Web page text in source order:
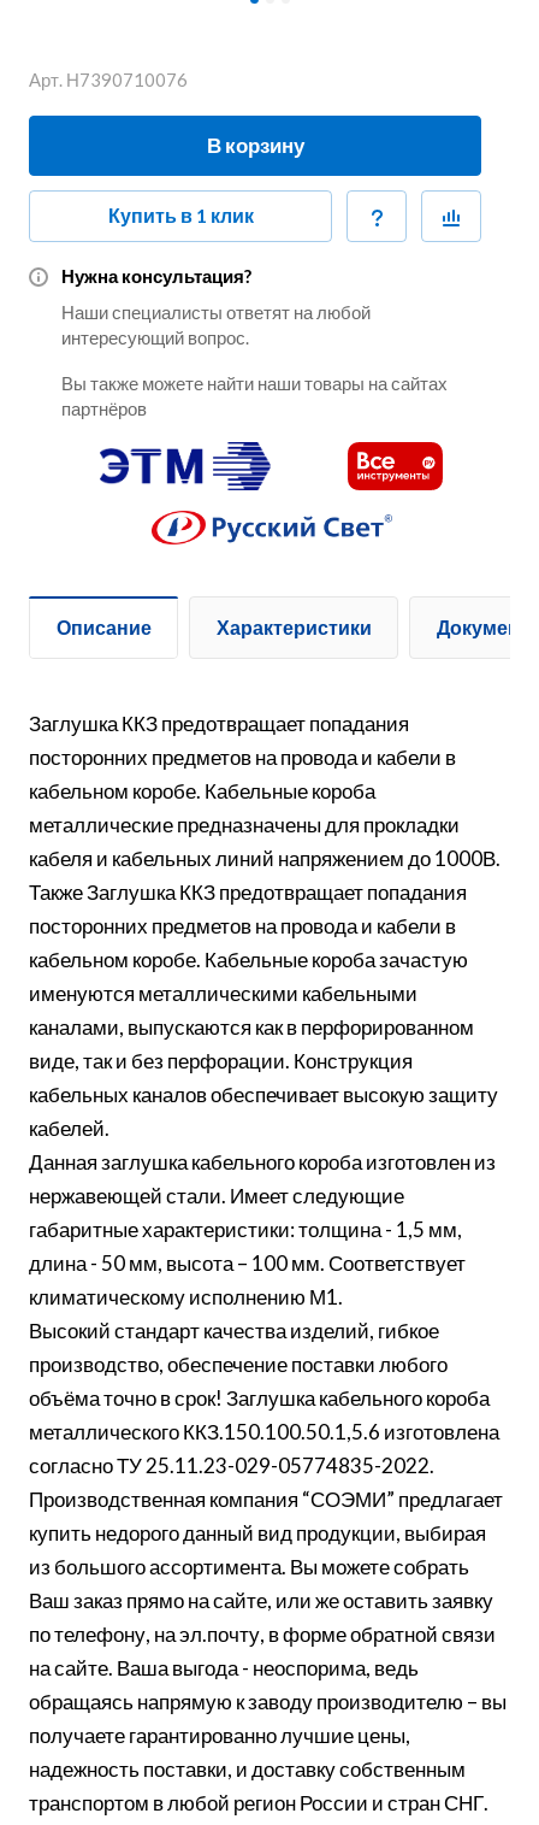
Арт. Н7390710076
В корзину
Купить в 1 клик
Нужна консультация?
Наши специалисты ответят на любой
интересующий вопрос.
Вы также можете найти наши товары на сайтах
партнёров
Описание Характеристики
Заглушка ККЗ предотвращает попадания
посторонних предметов на провода и кабели в
кабельном коробе. Кабельные короба
металлические предназначены для прокладки
кабеля и кабельных линий напряжением до 1000В.
Также Заглушка ККЗ предотвращает попадания
посторонних предметов на провода и кабели в
кабельном коробе. Кабельные короба зачастую
именуются металлическими кабельными
каналами, выпускаются как в перфорированном
виде, так и без перфорации. Конструкция
кабельных каналов обеспечивает высокую защиту
кабелей.
Данная заглушка кабельного короба изготовлен из
нержавеющей стали. Имеет следующие
габаритные характеристики: толщина - 1,5 мм,
длина - 50 мм, высота – 100 мм. Соответствует
климатическому исполнению М1.
Высокий стандарт качества изделий, гибкое
производство, обеспечение поставки любого
объёма точно в срок! Заглушка кабельного короба
металлического ККЗ.150.100.50.1,5.6 изготовлена
согласно ТУ 25.11.23-029-05774835-2022.
Производственная компания “СОЭМИ” предлагает
купить недорого данный вид продукции, выбирая
из большого ассортимента. Вы можете собрать
Ваш заказ прямо на сайте, или же оставить заявку
по телефону, на эл.почту, в форме обратной связи
на сайте. Ваша выгода - неоспорима, ведь
обращаясь напрямую к заводу производителю – вы
получаете гарантированно лучшие цены,
надежность поставки, и доставку собственным
транспортом в любой регион России и стран СНГ.